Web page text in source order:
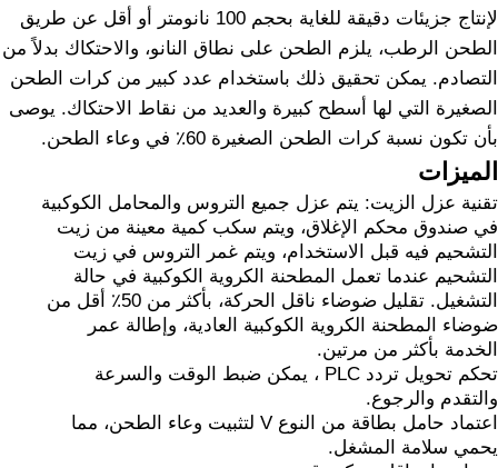
لإنتاج جزيئات دقيقة للغاية بحجم 100 نانومتر أو أقل عن طريق
الطحن الرطب، يلزم الطحن على نطاق النانو، والاحتكاك بدلاً من
التصادم. يمكن تحقيق ذلك باستخدام عدد كبير من كرات الطحن
الصغيرة التي لها أسطح كبيرة والعديد من نقاط الاحتكاك. يوصى
بأن تكون نسبة كرات الطحن الصغيرة 60٪ في وعاء الطحن.
الميزات
تقنية عزل الزيت: يتم عزل جميع التروس والمحامل الكوكبية
في صندوق محكم الإغلاق، ويتم سكب كمية معينة من زيت
التشحيم فيه قبل الاستخدام، ويتم غمر التروس في زيت
التشحيم عندما تعمل المطحنة الكروية الكوكبية في حالة
التشغيل. تقليل ضوضاء ناقل الحركة، بأكثر من 50٪ أقل من
ضوضاء المطحنة الكروية الكوكبية العادية، وإطالة عمر
الخدمة بأكثر من مرتين.
تحكم تحويل تردد PLC ، يمكن ضبط الوقت والسرعة
والتقدم والرجوع.
اعتماد حامل بطاقة من النوع V لتثبيت وعاء الطحن، مما
يحمي سلامة المشغل.